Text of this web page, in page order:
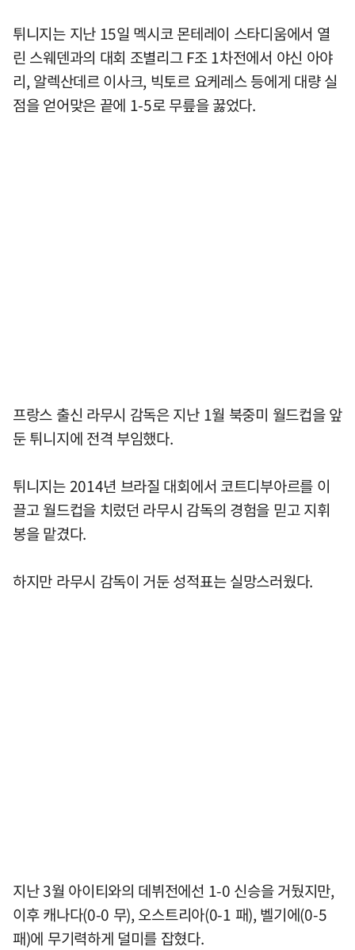
튀니지는 지난 15일 멕시코 몬테레이 스타디움에서 열
린 스웨덴과의 대회 조별리그 F조 1차전에서 야신 아야
리, 알렉산데르 이사크, 빅토르 요케레스 등에게 대량 실
점을 얻어맞은 끝에 1-5로 무릎을 꿇었다.
프랑스 출신 라무시 감독은 지난 1월 북중미 월드컵을 앞
둔 튀니지에 전격 부임했다.
튀니지는 2014년 브라질 대회에서 코트디부아르를 이
끌고 월드컵을 치렀던 라무시 감독의 경험을 믿고 지휘
봉을 맡겼다.
하지만 라무시 감독이 거둔 성적표는 실망스러웠다.
지난 3월 아이티와의 데뷔전에선 1-0 신승을 거뒀지만,
이후 캐나다(0-0 무), 오스트리아(0-1 패), 벨기에(0-5
패)에 무기력하게 덜미를 잡혔다.